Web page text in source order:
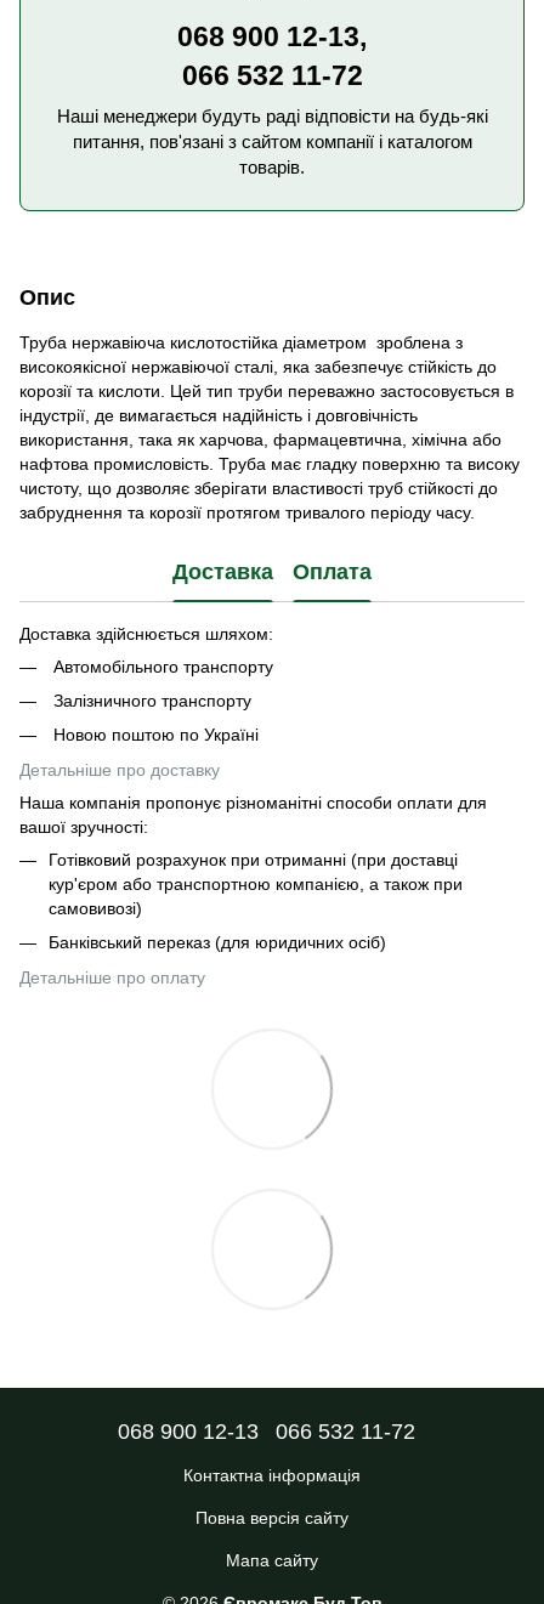
068 900 12-13,
066 532 11-72
Наші менеджери будуть раді відповісти на будь-які
питання, пов'язані з сайтом компанії і каталогом
товарів.
Опис
Труба нержавіюча кислотостійка діаметром зроблена з
високоякісної нержавіючої сталі, яка забезпечує стійкість до
корозії та кислоти. Цей тип труби переважно застосовується в
індустрії, де вимагається надійність і довговічність
використання, така як харчова, фармацевтична, хімічна або
нафтова промисловість. Труба має гладку поверхню та високу
чистоту, що дозволяє зберігати властивості труб стійкості до
забруднення та корозії протягом тривалого періоду часу.
Доставка Оплата
Доставка здійснюється шляхом:
Автомобільного транспорту
Залізничного транспорту
Новою поштою по Україні
Детальніше про доставку
Наша компанія пропонує різноманітні способи оплати для
вашої зручності:
Готівковий розрахунок при отриманні (при доставці
кур'єром або транспортною компанією, а також при
самовивозі)
Банківський переказ (для юридичних осіб)
Детальніше про оплату
068 900 12-13 066 532 11-72
Контактна інформація
Повна версія сайту
Мапа сайту